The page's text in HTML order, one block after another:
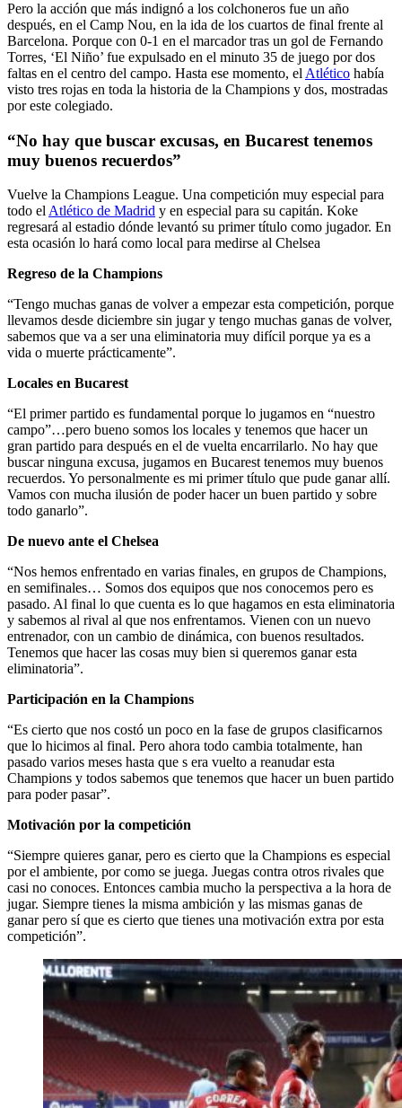
Pero la acción que más indignó a los colchoneros fue un año
después, en el Camp Nou, en la ida de los cuartos de final frente al
Barcelona. Porque con 0-1 en el marcador tras un gol de Fernando
Torres, ‘El Niño’ fue expulsado en el minuto 35 de juego por dos
faltas en el centro del campo. Hasta ese momento, el Atlético había
visto tres rojas en toda la historia de la Champions y dos, mostradas
por este colegiado.
“No hay que buscar excusas, en Bucarest tenemos
muy buenos recuerdos”
Vuelve la Champions League. Una competición muy especial para
todo elAtlético de Madrid y en especial para su capitán. Koke
regresará al estadio dónde levantó su primer título como jugador. En
esta ocasión lo hará como local para medirse al Chelsea
Regreso de la Champions
“Tengo muchas ganas de volver a empezar esta competición, porque
llevamos desde diciembre sin jugar y tengo muchas ganas de volver,
sabemos que va a ser una eliminatoria muy difícil porque ya es a
vida o muerte prácticamente”.
Locales en Bucarest
“El primer partido es fundamental porque lo jugamos en “nuestro
campo”…pero bueno somos los locales y tenemos que hacer un
gran partido para después en el de vuelta encarrilarlo. No hay que
buscar ninguna excusa, jugamos en Bucarest tenemos muy buenos
recuerdos. Yo personalmente es mi primer título que pude ganar allí.
Vamos con mucha ilusión de poder hacer un buen partido y sobre
todo ganarlo”.
De nuevo ante el Chelsea
“Nos hemos enfrentado en varias finales, en grupos de Champions,
en semifinales… Somos dos equipos que nos conocemos pero es
pasado. Al final lo que cuenta es lo que hagamos en esta eliminatoria
y sabemos al rival al que nos enfrentamos. Vienen con un nuevo
entrenador, con un cambio de dinámica, con buenos resultados.
Tenemos que hacer las cosas muy bien si queremos ganar esta
eliminatoria”.
Participación en la Champions
“Es cierto que nos costó un poco en la fase de grupos clasificarnos
que lo hicimos al final. Pero ahora todo cambia totalmente, han
pasado varios meses hasta que s era vuelto a reanudar esta
Champions y todos sabemos que tenemos que hacer un buen partido
para poder pasar”.
Motivación por la competición
“Siempre quieres ganar, pero es cierto que la Champions es especial
por el ambiente, por como se juega. Juegas contra otros rivales que
casi no conoces. Entonces cambia mucho la perspectiva a la hora de
jugar. Siempre tienes la misma ambición y las mismas ganas de
ganar pero sí que es cierto que tienes una motivación extra por esta
competición”.